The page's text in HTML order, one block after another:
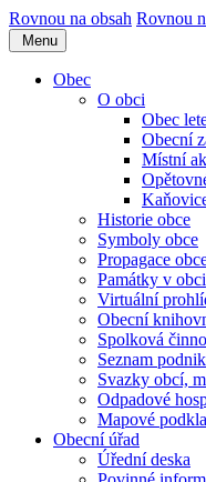
Rovnou na obsah Rovnou
Menu
Obec
O obci
Obec
Obecní
Místní
Historie obce
Symboly obce
Propagace
Památky v obci
Virtuální
Obecní
Spolková
Seznam
Svazky obcí,
Odpadové
Mapové
Obecní úřad
Úřední deska